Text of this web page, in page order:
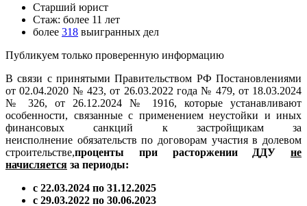
Старший юрист
Стаж: более 11 лет
более 318 выигранных дел
Публикуем только проверенную информацию
В связи с принятыми Правительством РФ Постановлениями
от 02.04.2020 № 423, от 26.03.2022 года № 479, от 18.03.2024
№ 326, от 26.12.2024 № 1916, которые устанавливают
особенности, связанные с применением неустойки и иных
финансовых санкций к застройщикам за
неисполнение обязательств по договорам участия в долевом
строительстве,проценты при расторжении ДДУ
не
начисляется за периоды:
с 22.03.2024 по 31.12.2025
с 29.03.2022 по 30.06.2023